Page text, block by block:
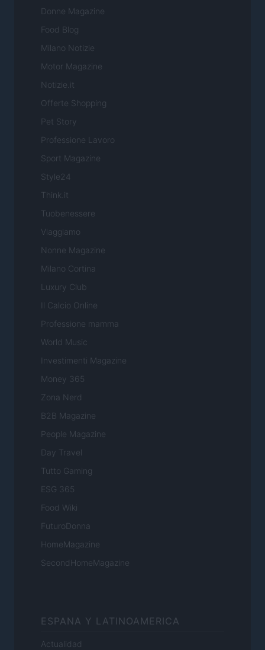
Donne Magazine
Food Blog
Milano Notizie
Motor Magazine
Notizie.it
Offerte Shopping
Pet Story
Professione Lavoro
Sport Magazine
Style24
Think.it
Tuobenessere
Viaggiamo
Nonne Magazine
Milano Cortina
Luxury Club
Il Calcio Online
Professione mamma
World Music
Investimenti Magazine
Money 365
Zona Nerd
B2B Magazine
People Magazine
Day Travel
Tutto Gaming
ESG 365
Food Wiki
FuturoDonna
HomeMagazine
SecondHomeMagazine
ESPANA Y LATINOAMERICA
Actualidad